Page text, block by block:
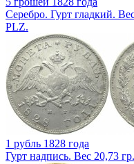
Серебро. Гурт гладкий.
PLZ.
1 рубль 1828 года
Гурт надпись. Вес 20,73